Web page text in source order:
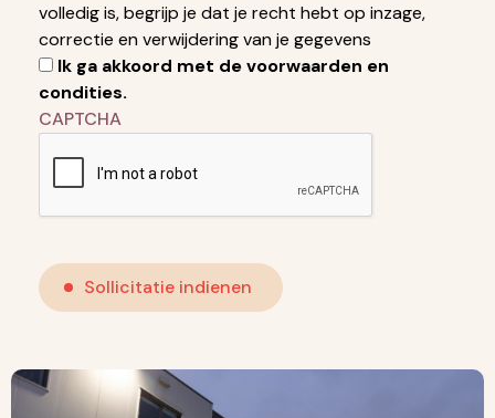
volledig is, begrijp je dat je recht hebt op inzage,
correctie en verwijdering van je gegevens
Ik ga akkoord met de voorwaarden en
condities.
CAPTCHA
Sollicitatie indienen